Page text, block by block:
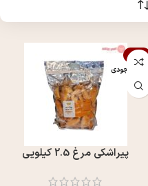
-6%
اتمام موجودی
پيراشکی مرغ 2.5 کیلویی